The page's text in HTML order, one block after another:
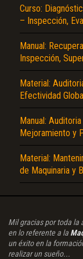
Curso:
– Inspección,
Manual:
Inspección,
Material:
Efectividad
Manual:
Mejoramiento y
Material:
de Maquinaria y
Mil gracias por toda la
en lo referente a la
un éxito en la
realizar un sueño...